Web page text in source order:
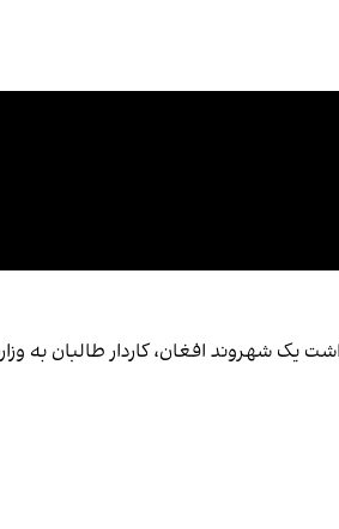
یک شهروند افغان، کاردار طالبان به